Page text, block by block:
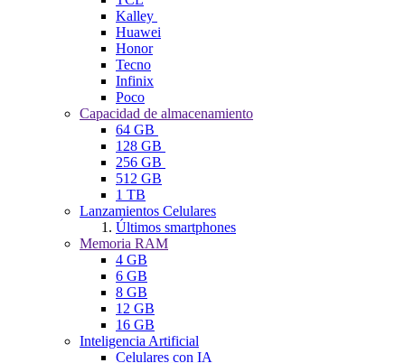
Kalley
Huawei
Honor
Tecno
Infinix
Poco
Capacidad de almacenamiento
64 GB
128 GB
256 GB
512 GB
1 TB
Lanzamientos Celulares
Últimos smartphones
Memoria RAM
4 GB
6 GB
8 GB
12 GB
16 GB
Inteligencia Artificial
Celulares con IA